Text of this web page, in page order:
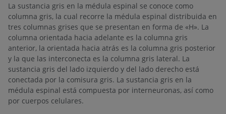
La sustancia gris en la médula espinal se conoce como
columna gris, la cual recorre la médula espinal distribuida en
tres columnas grises que se presentan en forma de «H». La
columna orientada hacia adelante es la columna gris
anterior, la orientada hacia atrás es la columna gris posterior
y la que las interconecta es la columna gris lateral. La
sustancia gris del lado izquierdo y del lado derecho está
conectada por la comisura gris. La sustancia gris en la
médula espinal está compuesta por interneuronas, así como
por cuerpos celulares.